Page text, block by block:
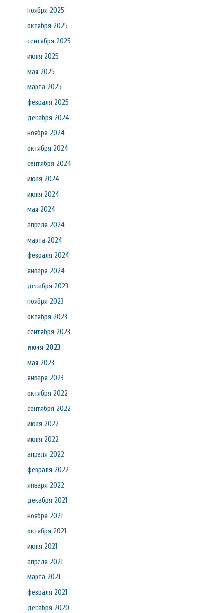
ноября 2025
октября 2025
сентября 2025
июня 2025
мая 2025
марта 2025
февраля 2025
декабря 2024
ноября 2024
октября 2024
сентября 2024
июля 2024
июня 2024
мая 2024
апреля 2024
марта 2024
февраля 2024
января 2024
декабря 2023
ноября 2023
октября 2023
сентября 2023
июня 2023
мая 2023
января 2023
октября 2022
сентября 2022
июля 2022
июня 2022
апреля 2022
февраля 2022
января 2022
декабря 2021
ноября 2021
октября 2021
июня 2021
апреля 2021
марта 2021
февраля 2021
декабря 2020